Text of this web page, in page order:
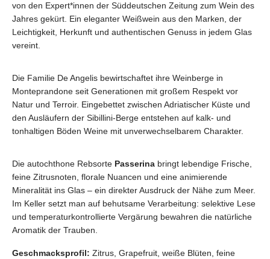
von den Expert*innen der Süddeutschen Zeitung zum Wein des
Jahres gekürt. Ein eleganter Weißwein aus den Marken, der
Leichtigkeit, Herkunft und authentischen Genuss in jedem Glas
vereint.
Die Familie De Angelis bewirtschaftet ihre Weinberge in
Monteprandone seit Generationen mit großem Respekt vor
Natur und Terroir. Eingebettet zwischen Adriatischer Küste und
den Ausläufern der Sibillini-Berge entstehen auf kalk- und
tonhaltigen Böden Weine mit unverwechselbarem Charakter.
Die autochthone Rebsorte Passerina bringt lebendige Frische,
feine Zitrusnoten, florale Nuancen und eine animierende
Mineralität ins Glas – ein direkter Ausdruck der Nähe zum Meer.
Im Keller setzt man auf behutsame Verarbeitung: selektive Lese
und temperaturkontrollierte Vergärung bewahren die natürliche
Aromatik der Trauben.
Geschmacksprofil: Zitrus, Grapefruit, weiße Blüten, feine